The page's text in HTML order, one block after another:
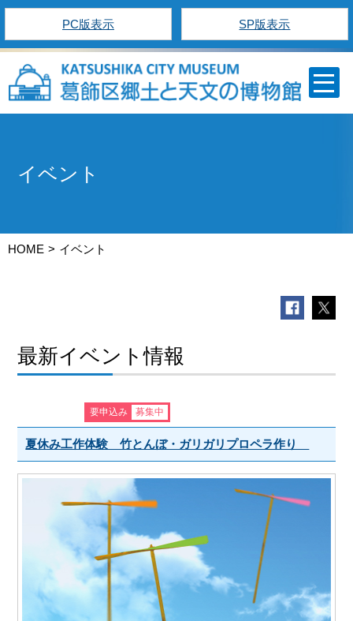
PC版表示 SP版表示
イベント
HOME イベント
最新イベント情報
夏休み工作体験 竹とんぼ・ガリガリプロペラ作り
要申込み 募集中